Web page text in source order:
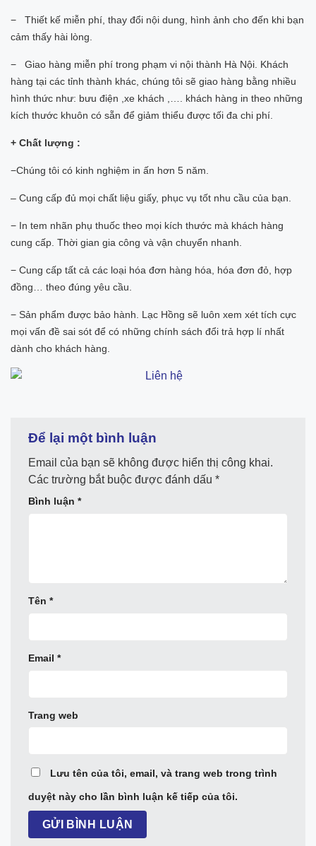
− Thiết kế miễn phí, thay đổi nội dung, hình ảnh cho đến khi bạn
cảm thấy hài lòng.
− Giao hàng miễn phí trong phạm vi nội thành Hà Nội. Khách
hàng tại các tỉnh thành khác, chúng tôi sẽ giao hàng bằng nhiều
hình thức như: bưu điện ,xe khách ,…. khách hàng in theo những
kích thước khuôn có sẵn để giảm thiểu được tối đa chi phí.
+ Chất lượng :
−Chúng tôi có kinh nghiệm in ấn hơn 5 năm.
– Cung cấp đủ mọi chất liệu giấy, phục vụ tốt nhu cầu của bạn.
− In tem nhãn phụ thuốc theo mọi kích thước mà khách hàng
cung cấp. Thời gian gia công và vận chuyển nhanh.
− Cung cấp tất cả các loại hóa đơn hàng hóa, hóa đơn đỏ, hợp
đồng… theo đúng yêu cầu.
− Sản phẩm được bảo hành. Lạc Hồng sẽ luôn xem xét tích cực
mọi vấn đề sai sót để có những chính sách đổi trả hợp lí nhất
dành cho khách hàng.
Để lại một bình luận
Email của bạn sẽ không được hiển thị công khai.
Các trường bắt buộc được đánh dấu *
Bình luận *
Tên *
Email *
Trang web
Lưu tên của tôi, email, và trang web trong trình
duyệt này cho lần bình luận kế tiếp của tôi.